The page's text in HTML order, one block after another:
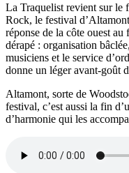
La Traquelist revient sur le
Rock, le festival
réponse de la côte ouest
dérapé : organisation
musiciens et le service
donne un léger avant-goût
Altamont, sorte de
festival, c’est aussi la fin
d’harmonie qui les